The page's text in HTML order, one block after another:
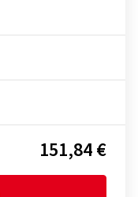
151,84 €